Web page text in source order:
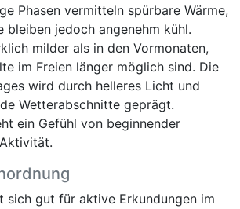
Phasen vermitteln spürbare Wärme,
bleiben jedoch angenehm kühl.
milder als in den Vormonaten,
im Freien länger möglich sind. Die
wird durch helleres Licht und
Wetterabschnitte geprägt.
ein Gefühl von beginnender
sich gut für aktive Erkundungen im